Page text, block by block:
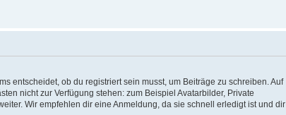
entscheidet, ob du registriert sein musst, um Beiträge zu schreiben. Auf
nicht zur Verfügung stehen: zum Beispiel Avatarbilder, Private
Wir empfehlen dir eine Anmeldung, da sie schnell erledigt ist und dir